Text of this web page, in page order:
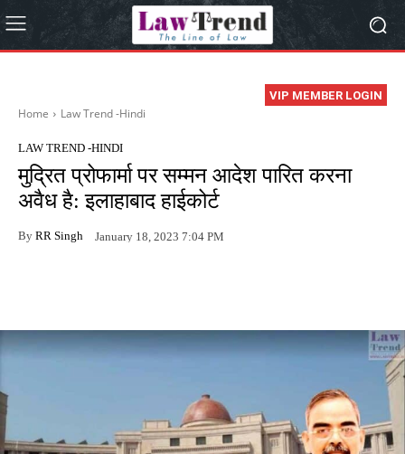
VIP MEMBER LOGIN
Home Law Trend -Hindi
LAW TREND -HINDI
मुद्रित प्रोफार्मा पर सम्मन आदेश पारित करना
अवैध है: इलाहाबाद हाईकोर्ट
By RR Singh January 18, 2023 7:04 PM